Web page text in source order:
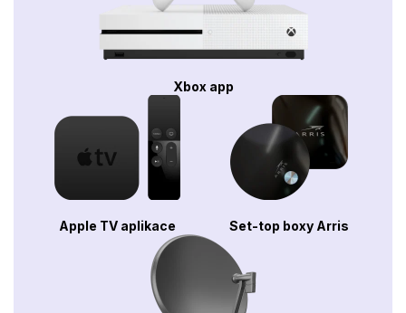
Xbox app
Apple TV aplikace Set-top boxy Arris